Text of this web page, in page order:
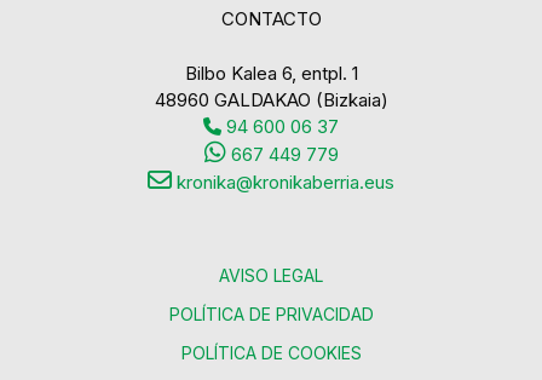
CONTACTO
Bilbo Kalea 6, entpl. 1
48960 GALDAKAO (Bizkaia)
94 600 06 37
667 449 779
kronika@kronikaberria.eus
AVISO LEGAL
POLÍTICA DE PRIVACIDAD
POLÍTICA DE COOKIES